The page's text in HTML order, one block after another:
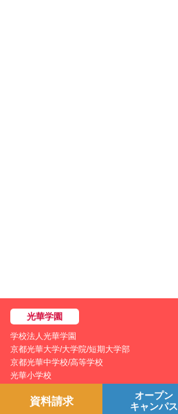
学校法人光華学園
京都光華大学/大学院/短期大学部
京都光華中学校/高等学校
光華小学校
資料請求
オープン
キャンパス